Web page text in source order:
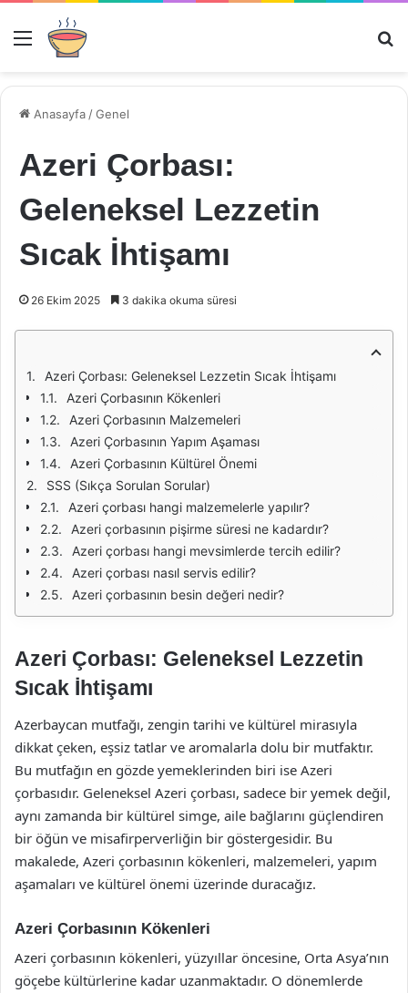
Menü
Anasayfa /Genel
Azeri Çorbası:
Geleneksel Lezzetin
Sıcak İhtişamı
26 Ekim 2025 3 dakika okuma süresi
Azeri Çorbası: Geleneksel Lezzetin Sıcak İhtişamı
Azeri Çorbasının Kökenleri
Azeri Çorbasının Malzemeleri
Azeri Çorbasının Yapım Aşaması
Azeri Çorbasının Kültürel Önemi
SSS (Sıkça Sorulan Sorular)
Azeri çorbası hangi malzemelerle yapılır?
Azeri çorbasının pişirme süresi ne kadardır?
Azeri çorbası hangi mevsimlerde tercih edilir?
Azeri çorbası nasıl servis edilir?
Azeri çorbasının besin değeri nedir?
Azeri Çorbası: Geleneksel Lezzetin
Sıcak İhtişamı
Azerbaycan mutfağı, zengin tarihi ve kültürel mirasıyla
dikkat çeken, eşsiz tatlar ve aromalarla dolu bir mutfaktır.
Bu mutfağın en gözde yemeklerinden biri ise Azeri
çorbasıdır. Geleneksel Azeri çorbası, sadece bir yemek değil,
aynı zamanda bir kültürel simge, aile bağlarını güçlendiren
bir öğün ve misafirperverliğin bir göstergesidir. Bu
makalede, Azeri çorbasının kökenleri, malzemeleri, yapım
aşamaları ve kültürel önemi üzerinde duracağız.
Azeri Çorbasının Kökenleri
Azeri çorbasının kökenleri, yüzyıllar öncesine, Orta Asya’nın
göçebe kültürlerine kadar uzanmaktadır. O dönemlerde